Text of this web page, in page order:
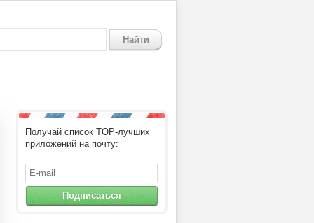
Найти
Получай список TOP-лучших
приложений на почту:
Подписаться